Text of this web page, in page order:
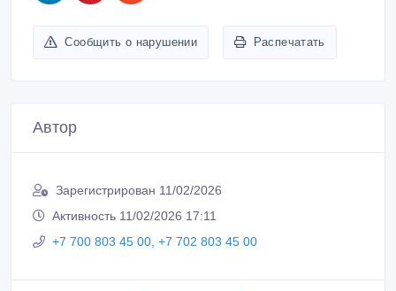
Сообщить о нарушении Распечатать
Автор
Зарегистрирован 11/02/2026
Активность 11/02/2026 17:11
+7 700 803 45 00, +7 702 803 45 00